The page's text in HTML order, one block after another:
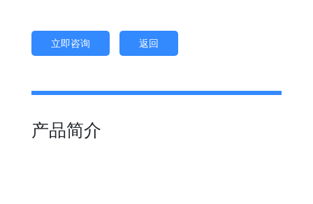
立即咨询 返回
产品简介